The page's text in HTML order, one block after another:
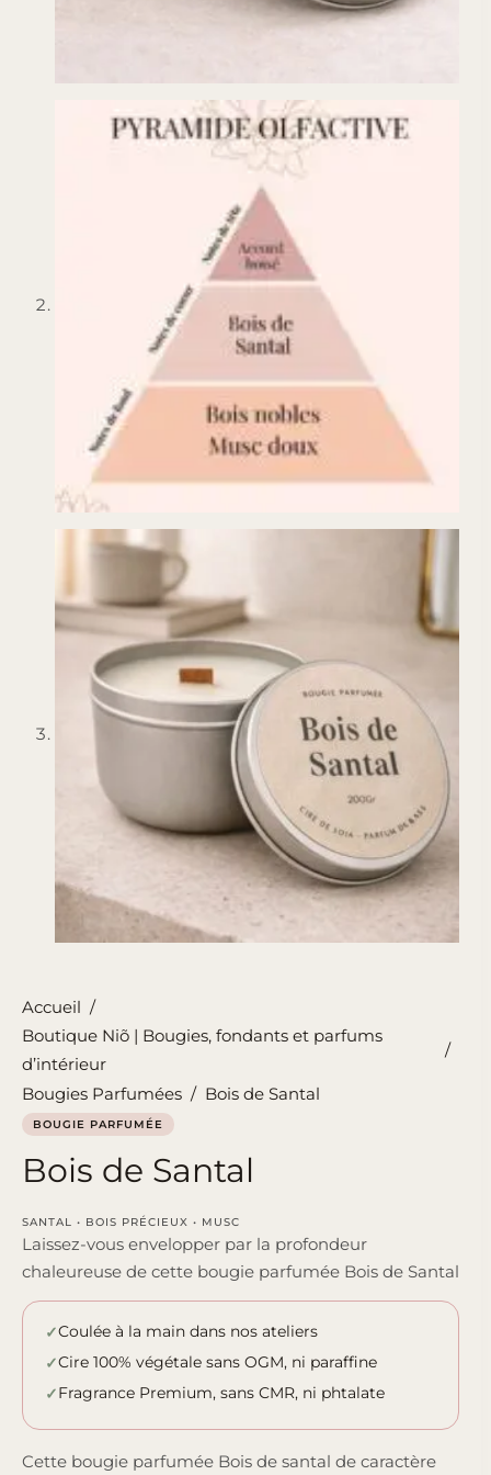
Accueil /
Boutique Niõ | Bougies, fondants et parfums
d’intérieur
/
Bougies Parfumées / Bois de Santal
BOUGIE PARFUMÉE
Bois de Santal
SANTAL • BOIS PRÉCIEUX • MUSC
Laissez-vous envelopper par la profondeur
chaleureuse de cette bougie parfumée Bois de Santal
Coulée à la main dans nos ateliers
Cire 100% végétale sans OGM, ni paraffine
Fragrance Premium, sans CMR, ni phtalate
Cette bougie parfumée Bois de santal de caractère